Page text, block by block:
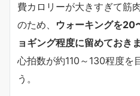
費カロリーが大きすぎて筋
のため、 ウォーキングを20
ョギング程度に留めておき
心拍数が約110～130程度を
う。